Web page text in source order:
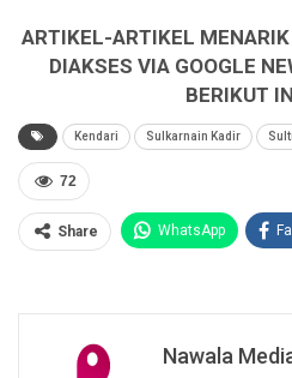
ARTIKEL-ARTIKEL
DIAKSES VIA GOOGLE
BERIKUT
Kendari Sulkarnain Kadir
72
Share WhatsApp
Nawala